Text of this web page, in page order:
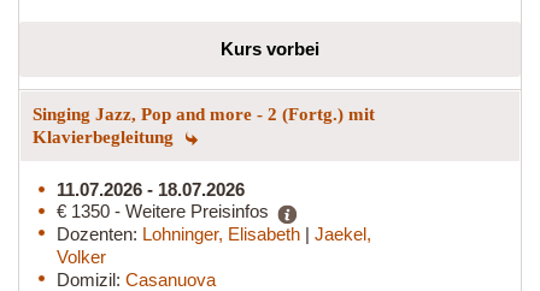
Kurs vorbei
Singing Jazz, Pop and more - 2 (Fortg.) mit
Klavierbegleitung
11.07.2026 - 18.07.2026
€ 1350 - Weitere Preisinfos
Dozenten: Lohninger, Elisabeth | Jaekel,
Volker
Domizil: Casanuova